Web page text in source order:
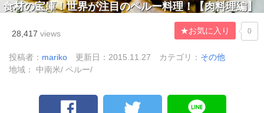
食材の宝庫！世界が注目のペルー料理！【肉料理編】
28,417 views ★お気に入り 0
投稿者： mariko 更新日：2015.11.27 カテゴリ： その他
地域： 中南米/ ペルー/